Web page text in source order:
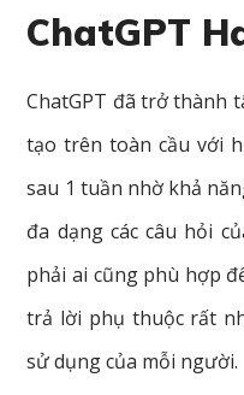
ChatGPT
ChatGPT đã trở thành
tạo trên toàn cầu với
sau 1 tuần nhờ khả
đa dạng các câu hỏi
phải ai cũng phù hợp
trả lời phụ thuộc rất
sử dụng của mỗi người.